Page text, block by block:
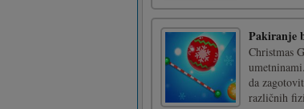
Pakiranje
Christmas
da
različnih